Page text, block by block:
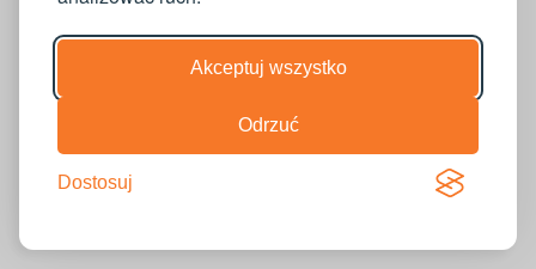
Akceptuj wszystko
Odrzuć
Dostosuj